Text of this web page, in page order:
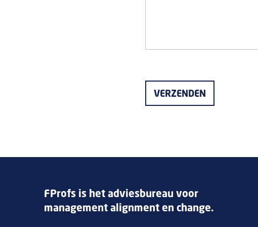
FProfs is het adviesbureau voor
management alignment en change.